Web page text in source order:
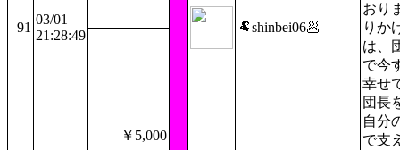
91
03/01
21:28:49
🐏shinbei06🥟
おり
りか
は、
で今
幸せ
団長
自分
で支
￥5,000